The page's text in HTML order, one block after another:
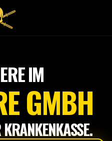
IM
GMBH